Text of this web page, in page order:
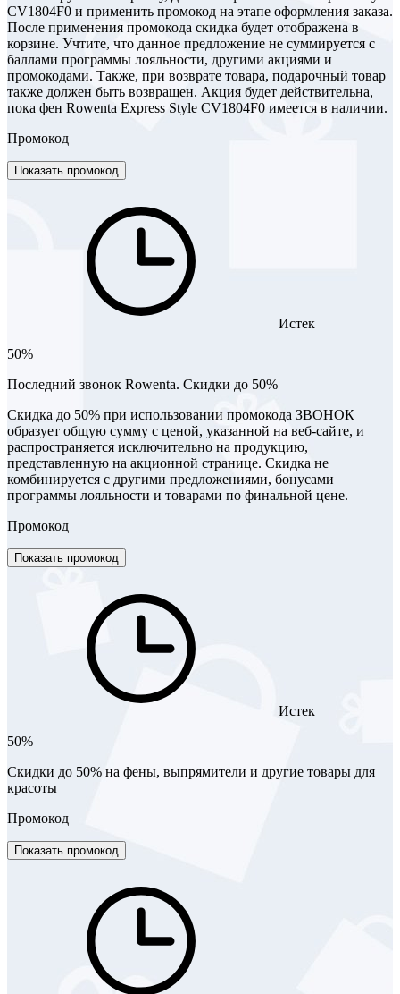
CV1804F0 и применить промокод на этапе оформления заказа.
После применения промокода скидка будет отображена в
корзине. Учтите, что данное предложение не суммируется с
баллами программы лояльности, другими акциями и
промокодами. Также, при возврате товара, подарочный товар
также должен быть возвращен. Акция будет действительна,
пока фен Rowenta Express Style CV1804F0 имеется в наличии.
Промокод
Показать промокод
Истек
50%
Последний звонок Rowenta. Скидки до 50%
Скидка до 50% при использовании промокода ЗВОНОК
образует общую сумму с ценой, указанной на веб-сайте, и
распространяется исключительно на продукцию,
представленную на акционной странице. Скидка не
комбинируется с другими предложениями, бонусами
программы лояльности и товарами по финальной цене.
Промокод
Показать промокод
Истек
50%
Скидки до 50% на фены, выпрямители и другие товары для
красоты
Промокод
Показать промокод